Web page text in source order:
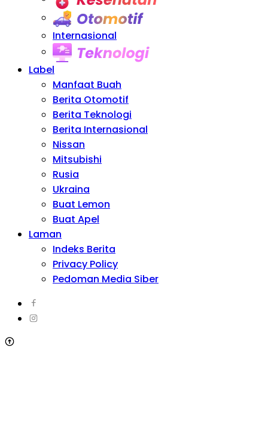
Internasional
Label
Manfaat Buah
Berita Otomotif
Berita Teknologi
Berita Internasional
Nissan
Mitsubishi
Rusia
Ukraina
Buat Lemon
Buat Apel
Laman
Indeks Berita
Privacy Policy
Pedoman Media Siber